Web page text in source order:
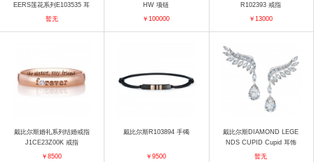
EERS莲花系列E103535 耳
饰
暂无
HW 项链
￥100000
R102393 戒指
￥13000
戴比尔斯婚礼系列结婚戒指
J1CE23Z00K 戒指
￥8500
戴比尔斯R103894 手镯
￥9500
戴比尔斯DIAMOND LEGE
NDS CUPID Cupid 耳饰
耳饰
暂无